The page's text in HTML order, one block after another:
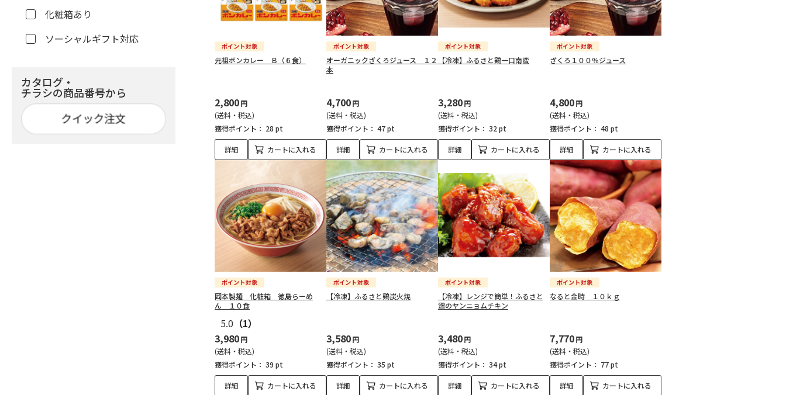
元祖ボンカレー Ｂ（６食）
2,800円
(送料・税込)
獲得ポイント： 28 pt
詳細 カートに入れる
オーガニックざくろジュース １２
本
4,700円
(送料・税込)
獲得ポイント： 47 pt
詳細 カートに入れる
【冷凍】ふるさと鶏一口南蛮
3,280円
(送料・税込)
獲得ポイント： 32 pt
詳細 カートに入れる
ざくろ１００％ジュース
4,800円
(送料・税込)
獲得ポイント： 48 pt
詳細 カートに入れる
岡本製麺 化粧箱 徳島らーめ
ん １０食
5.0 （1）
3,980円
(送料・税込)
獲得ポイント： 39 pt
詳細 カートに入れる
【冷凍】ふるさと鶏炭火焼
3,580円
(送料・税込)
獲得ポイント： 35 pt
詳細 カートに入れる
【冷凍】レンジで簡単！ふるさと
鶏のヤンニョムチキン
3,480円
(送料・税込)
獲得ポイント： 34 pt
詳細 カートに入れる
なると金時 １０ｋｇ
7,770円
(送料・税込)
獲得ポイント： 77 pt
詳細 カートに入れる
化粧箱あり
ソーシャルギフト対応
カタログ・
チラシの商品番号から